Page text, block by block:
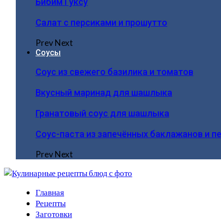
Салат с персиками и прошутто
PrevNext
Соусы
Соус из свежего базилика и томатов
Вкусный маринад для шашлыка
Гранатовый соус для шашлыка
Соус-паста из запечённых баклажанов и
PrevNext
Главная
Рецепты
Заготовки